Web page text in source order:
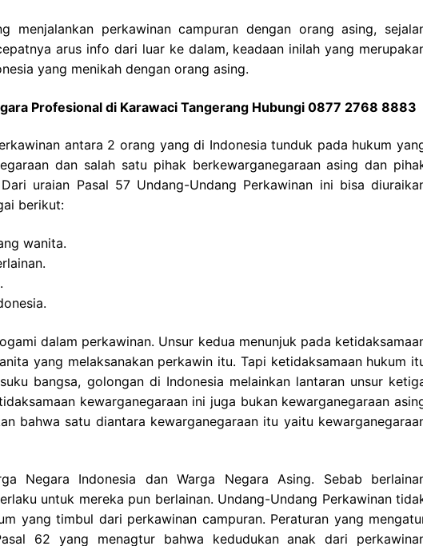
menjalankan perkawinan campuran dengan orang asing,
arus info dari luar ke dalam, keadaan inilah yang
yang menikah dengan orang asing.
Profesional di Karawaci Tangerang Hubungi 0877 2768 8883
antara 2 orang yang di Indonesia tunduk pada hukum
dan salah satu pihak berkewarganegaraan asing dan
uraian Pasal 57 Undang-Undang Perkawinan ini bisa
berikut:
wanita.
dalam perkawinan. Unsur kedua menunjuk pada
yang melaksanakan perkawin itu. Tapi ketidaksamaan hukum
bangsa, golongan di Indonesia melainkan lantaran unsur
kewarganegaraan ini juga bukan kewarganegaraan
bahwa satu diantara kewarganegaraan itu yaitu
Negara Indonesia dan Warga Negara Asing. Sebab
untuk mereka pun berlainan. Undang-Undang Perkawinan
yang timbul dari perkawinan campuran. Peraturan yang
62 yang menagtur bahwa kedudukan anak dari